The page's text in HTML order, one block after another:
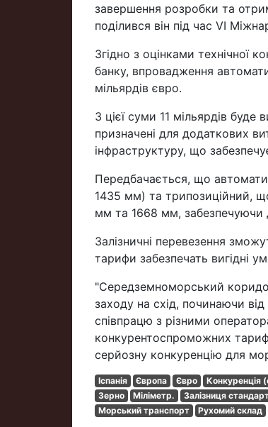
завершення розробки та
поділився він під час VI
Згідно з оцінками технічної
банку, впровадження
мільярдів євро.
З цієї суми 11 мільярдів
призначені для додаткових
інфраструктуру, що
Передбачається, що
1435 мм) та трипозиційний,
мм та 1668 мм, забезпечуючи
Залізничні перевезення
тарифи забезпечать вигідні
"Середземноморський
заходу на схід, починаючи
співпрацю з різними
конкурентоспроможних
серйозну конкуренцію для
Іспанія Європа Євро Конкуренція
Зерно
Міліметр. Залізниця
Морський транспорт
Рухомий склад